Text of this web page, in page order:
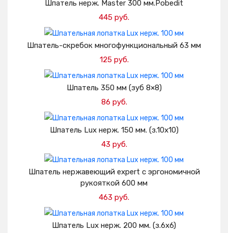
Шпатель нерж. Master 300 мм.Pobedit
445 руб.
Добавить в корзину
Шпатель-скребок многофункциональный 63 мм
125 руб.
Добавить в корзину
Шпатель 350 мм (зуб 8×8)
86 руб.
Добавить в корзину
Шпатель Lux нерж. 150 мм. (з.10х10)
43 руб.
Добавить в корзину
Шпатель нержавеющий expert с эргономичной
рукояткой 600 мм
463 руб.
Добавить в корзину
Шпатель Lux нерж. 200 мм. (з.6х6)